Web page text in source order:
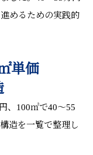
めるための実践的
単価
、100㎡で40〜55
造を一覧で整理し